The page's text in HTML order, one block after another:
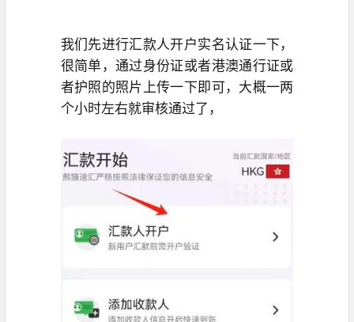
我们先进行汇款人开户实名认证一下，
很简单，通过身份证或者港澳通行证或
者护照的照片上传一下即可，大概一两
个小时左右就审核通过了，